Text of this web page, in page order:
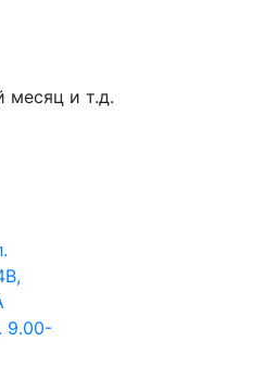
месяц и т.д.
9.00-